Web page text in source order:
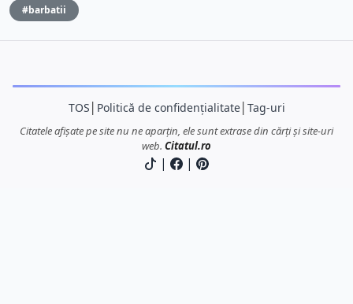
#barbatii
TOS Politică de confidențialitate│ Tag-uri
Citatele afișate pe site nu ne aparțin, ele sunt extrase din cărți și site-uri
web. Citatul.ro
| |